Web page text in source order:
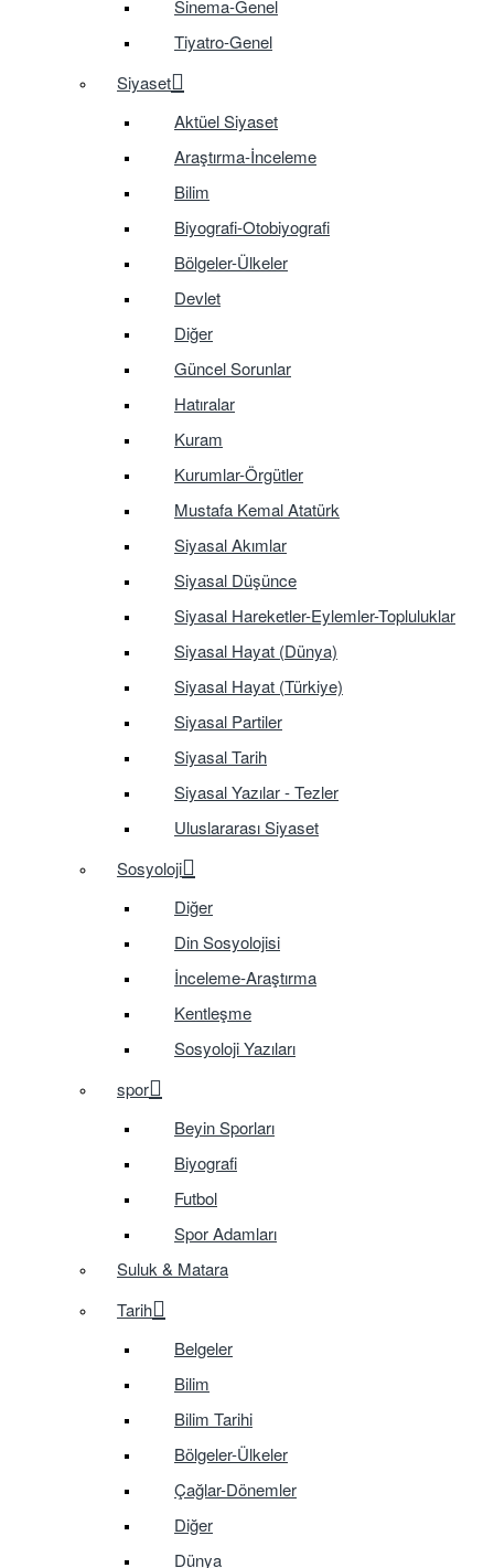
Sinema-Genel
Tiyatro-Genel
Siyaset
Aktüel Siyaset
Araştırma-İnceleme
Bilim
Biyografi-Otobiyografi
Bölgeler-Ülkeler
Devlet
Diğer
Güncel Sorunlar
Hatıralar
Kuram
Kurumlar-Örgütler
Mustafa Kemal Atatürk
Siyasal Akımlar
Siyasal Düşünce
Siyasal Hareketler-Eylemler-Topluluklar
Siyasal Hayat (Dünya)
Siyasal Hayat (Türkiye)
Siyasal Partiler
Siyasal Tarih
Siyasal Yazılar - Tezler
Uluslararası Siyaset
Sosyoloji
Diğer
Din Sosyolojisi
İnceleme-Araştırma
Kentleşme
Sosyoloji Yazıları
spor
Beyin Sporları
Biyografi
Futbol
Spor Adamları
Suluk & Matara
Tarih
Belgeler
Bilim
Bilim Tarihi
Bölgeler-Ülkeler
Çağlar-Dönemler
Diğer
Dünya